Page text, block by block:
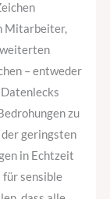
Mitarbeiter,
– entweder
zu
geringsten
in Echtzeit
für sensible